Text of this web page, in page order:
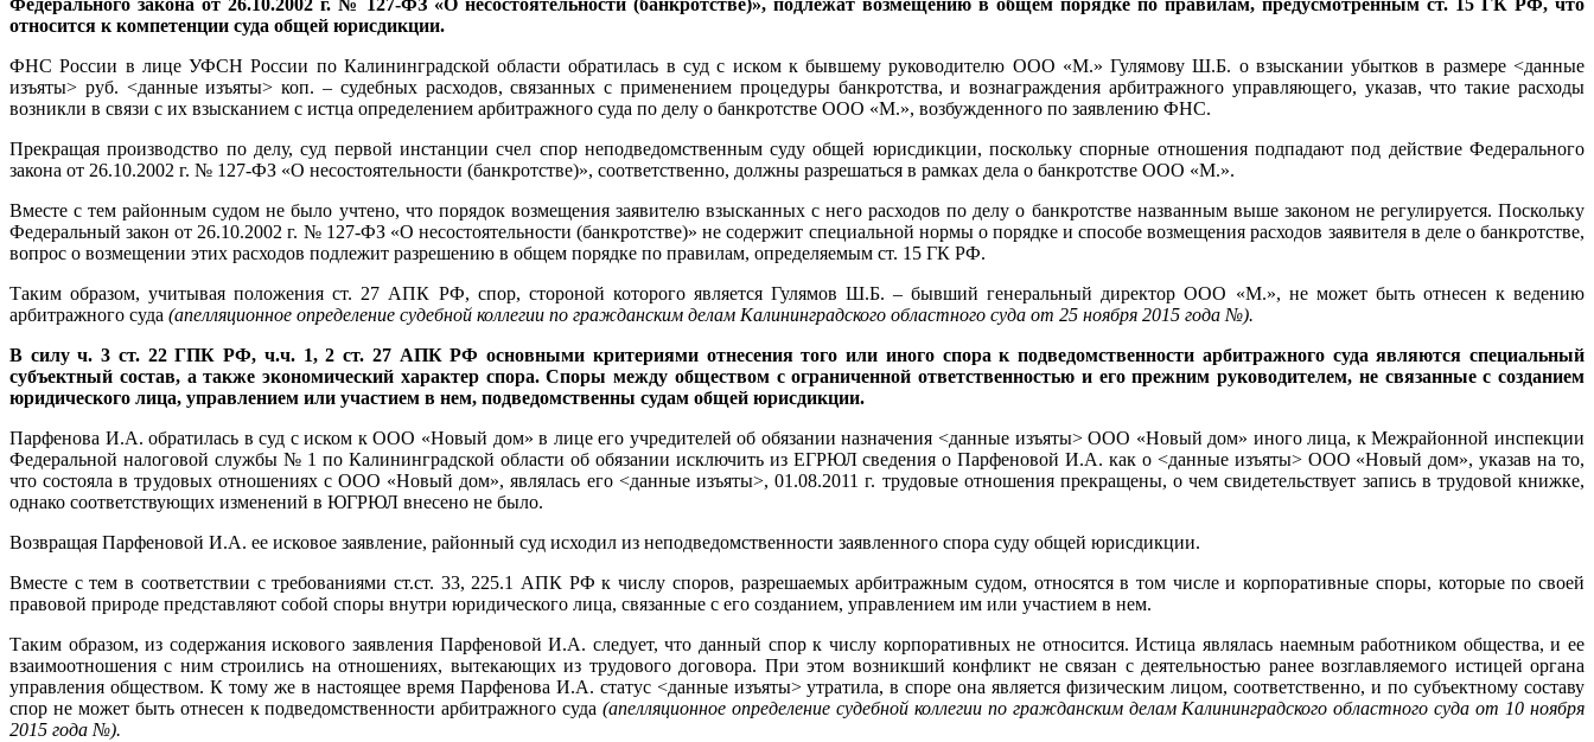
Федерального закона от 26.10.2002 г. № 127-ФЗ «О несостоятельности (банкротстве)», подлежат возмещению в общем порядке по правилам, предусмотренным ст. 15 ГК РФ, что
относится к компетенции суда общей юрисдикции.
ФНС России в лице УФСН России по Калининградской области обратилась в суд с иском к бывшему руководителю ООО «М.» Гулямову Ш.Б. о взыскании убытков в размере <данные
изъяты> руб. <данные изъяты> коп. – судебных расходов, связанных с применением процедуры банкротства, и вознаграждения арбитражного управляющего, указав, что такие расходы
возникли в связи с их взысканием с истца определением арбитражного суда по делу о банкротстве ООО «М.», возбужденного по заявлению ФНС.
Прекращая производство по делу, суд первой инстанции счел спор неподведомственным суду общей юрисдикции, поскольку спорные отношения подпадают под действие Федерального
закона от 26.10.2002 г. № 127-ФЗ «О несостоятельности (банкротстве)», соответственно, должны разрешаться в рамках дела о банкротстве ООО «М.».
Вместе с тем районным судом не было учтено, что порядок возмещения заявителю взысканных с него расходов по делу о банкротстве названным выше законом не регулируется. Поскольку
Федеральный закон от 26.10.2002 г. № 127-ФЗ «О несостоятельности (банкротстве)» не содержит специальной нормы о порядке и способе возмещения расходов заявителя в деле о банкротстве,
вопрос о возмещении этих расходов подлежит разрешению в общем порядке по правилам, определяемым ст. 15 ГК РФ.
Таким образом, учитывая положения ст. 27 АПК РФ, спор, стороной которого является Гулямов Ш.Б. – бывший генеральный директор ООО «М.», не может быть отнесен к ведению
арбитражного суда (апелляционное определение судебной коллегии по гражданским делам Калининградского областного суда от 25 ноября 2015 года №).
В силу ч. 3 ст. 22 ГПК РФ, ч.ч. 1, 2 ст. 27 АПК РФ основными критериями отнесения того или иного спора к подведомственности арбитражного суда являются специальный
субъектный состав, а также экономический характер спора. Споры между обществом с ограниченной ответственностью и его прежним руководителем, не связанные с созданием
юридического лица, управлением или участием в нем, подведомственны судам общей юрисдикции.
Парфенова И.А. обратилась в суд с иском к ООО «Новый дом» в лице его учредителей об обязании назначения <данные изъяты> ООО «Новый дом» иного лица, к Межрайонной инспекции
Федеральной налоговой службы № 1 по Калининградской области об обязании исключить из ЕГРЮЛ сведения о Парфеновой И.А. как о <данные изъяты> ООО «Новый дом», указав на то,
что состояла в трудовых отношениях с ООО «Новый дом», являлась его <данные изъяты>, 01.08.2011 г. трудовые отношения прекращены, о чем свидетельствует запись в трудовой книжке,
однако соответствующих изменений в ЮГРЮЛ внесено не было.
Возвращая Парфеновой И.А. ее исковое заявление, районный суд исходил из неподведомственности заявленного спора суду общей юрисдикции.
Вместе с тем в соответствии с требованиями ст.ст. 33, 225.1 АПК РФ к числу споров, разрешаемых арбитражным судом, относятся в том числе и корпоративные споры, которые по своей
правовой природе представляют собой споры внутри юридического лица, связанные с его созданием, управлением им или участием в нем.
Таким образом, из содержания искового заявления Парфеновой И.А. следует, что данный спор к числу корпоративных не относится. Истица являлась наемным работником общества, и ее
взаимоотношения с ним строились на отношениях, вытекающих из трудового договора. При этом возникший конфликт не связан с деятельностью ранее возглавляемого истицей органа
управления обществом. К тому же в настоящее время Парфенова И.А. статус <данные изъяты> утратила, в споре она является физическим лицом, соответственно, и по субъектному составу
спор не может быть отнесен к подведомственности арбитражного суда(апелляционное определение судебной коллегии по гражданским делам Калининградского областного суда от 10 ноября
2015 года №).